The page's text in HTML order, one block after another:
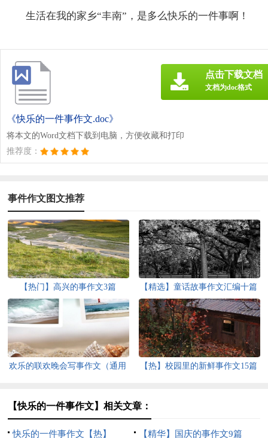
生活在我的家乡“丰南”，是多么快乐的一件事啊！
《快乐的一件事作文.doc》
将本文的Word文档下载到电脑，方便收藏和打印
推荐度：
点击下载文档
文档为doc格式
事件作文图文推荐
【热门】高兴的事作文3篇 【精选】童话故事作文汇编十篇
欢乐的联欢晚会写事作文（通用
【热】校园里的新鲜事作文15篇
【快乐的一件事作文】相关文章：
快乐的一件事作文【热】 【精华】国庆的事作文9篇